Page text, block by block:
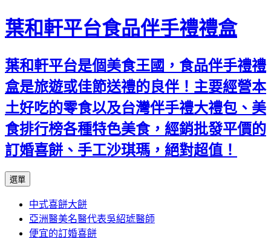
葉和軒平台食品伴手禮禮盒
葉和軒平台是個美食王國，食品伴手禮禮
盒是旅遊或佳節送禮的良伴！主要經營本
土好吃的零食以及台灣伴手禮大禮包、美
食排行榜各種特色美食，經銷批發平價的
訂婚喜餅、手工沙琪瑪，絕對超值！
選單
內
容
中式喜餅大餅
亞洲醫美名醫代表吳紹琥醫師
便宜的訂婚喜餅